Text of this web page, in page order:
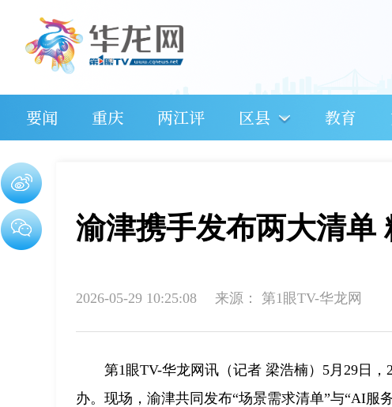
要闻 重庆 两江评 区县 教育
渝津携手发布两大清单
2026-05-29 10:25:08 来源： 第1眼TV-华龙网
第1眼TV-华龙网讯（记者 梁浩楠）5月29日
办。现场，渝津共同发布“场景需求清单”与“AI服